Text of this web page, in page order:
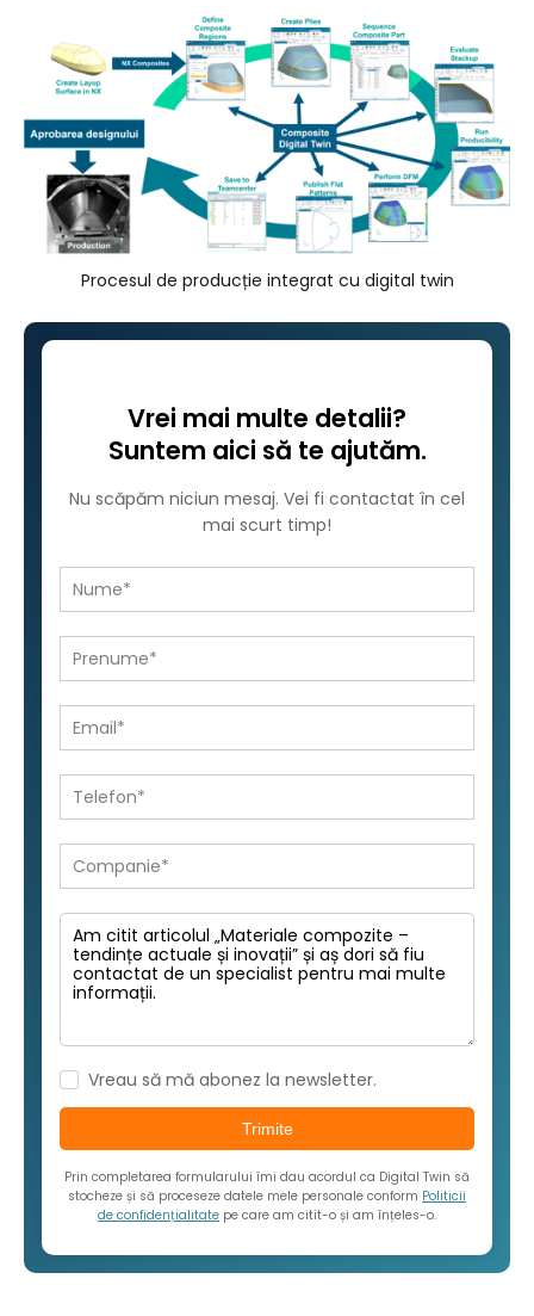
Procesul de producție integrat cu digital twin
Vrei mai multe detalii?
Suntem aici să te ajutăm.
Nu scăpăm niciun mesaj. Vei fi contactat în cel
mai scurt timp!
Vreau să mă abonez la newsletter.
Trimite
Prin completarea formularului îmi dau acordul ca Digital Twin să
stocheze și să proceseze datele mele personale conform Politicii
de confidențialitate pe care am citit-o și am înțeles-o.